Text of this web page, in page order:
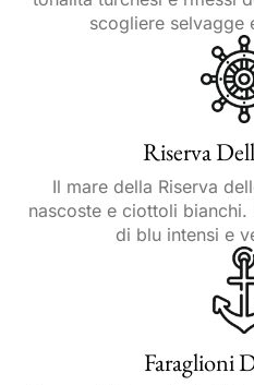
scogliere selvagge
Riserva
Il mare della Riserva
nascoste e ciottoli bianchi.
di blu intensi e
Faraglioni